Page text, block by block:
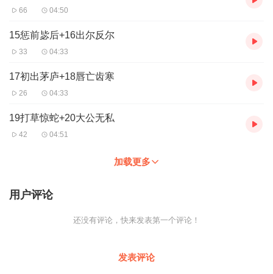
66 04:50
15惩前毖后+16出尔反尔
33 04:33
17初出茅庐+18唇亡齿寒
26 04:33
19打草惊蛇+20大公无私
42 04:51
加载更多
用户评论
还没有评论，快来发表第一个评论！
发表评论